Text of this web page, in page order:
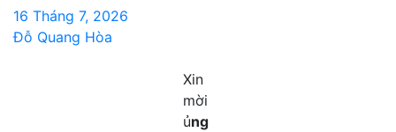
16 Tháng 7, 2026
Đỗ Quang Hòa
Xin
mời
ủng